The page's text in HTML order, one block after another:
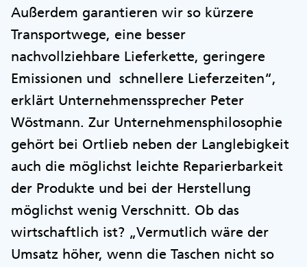
Außerdem garantieren wir so kürzere
Transportwege, eine besser
nachvollziehbare Lieferkette, geringere
Emissionen und schnellere Lieferzeiten“,
erklärt Unternehmenssprecher Peter
Wöstmann. Zur Unternehmensphilosophie
gehört bei Ortlieb neben der Langlebigkeit
auch die möglichst leichte Reparierbarkeit
der Produkte und bei der Herstellung
möglichst wenig Verschnitt. Ob das
wirtschaftlich ist? „Vermutlich wäre der
Umsatz höher, wenn die Taschen nicht so